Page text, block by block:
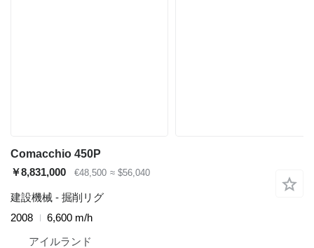
Comacchio 450P
￥8,831,000
€48,500 ≈ $56,040
建設機械 - 掘削リグ
2008
6,600 m/h
アイルランド